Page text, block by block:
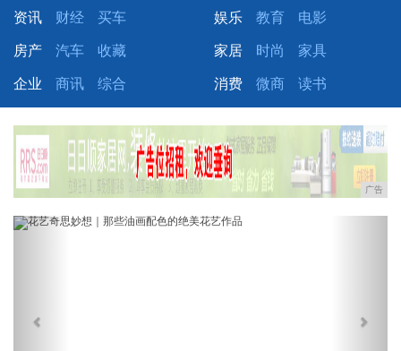
资讯 财经 买车 娱乐 教育 电影
房产 汽车 收藏 家居 时尚 家具
企业 商讯 综合 消费 微商 读书
广告
Previous